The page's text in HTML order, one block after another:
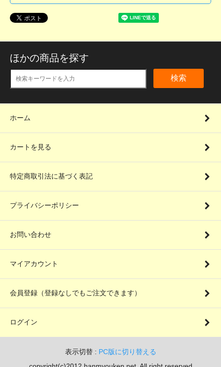
ほかの商品を探す
検索
ホーム
カートを見る
特定商取引法に基づく表記
プライバシーポリシー
お問い合わせ
マイアカウント
会員登録（登録なしでもご注文できます）
ログイン
表示切替 : PC版に切り替える